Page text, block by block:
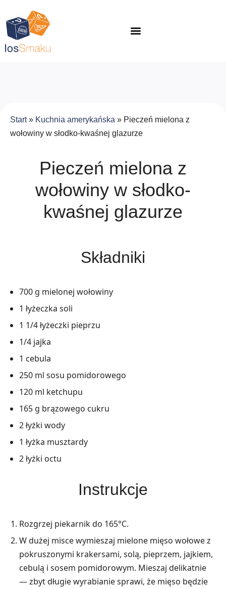
Start» Kuchnia amerykańska » Pieczeń mielona z
wołowiny w słodko-kwaśnej glazurze
Pieczeń mielona z
wołowiny w słodko-
kwaśnej glazurze
Składniki
700 g mielonej wołowiny
1 łyżeczka soli
1 1/4 łyżeczki pieprzu
1/4 jajka
1 cebula
250 ml sosu pomidorowego
120 ml ketchupu
165 g brązowego cukru
2 łyżki wody
1 łyżka musztardy
2 łyżki octu
Instrukcje
Rozgrzej piekarnik do 165°C.
W dużej misce wymieszaj mielone mięso wołowe z
pokruszonymi krakersami, solą, pieprzem, jajkiem,
cebulą i sosem pomidorowym. Mieszaj delikatnie
— zbyt długie wyrabianie sprawi, że mięso będzie